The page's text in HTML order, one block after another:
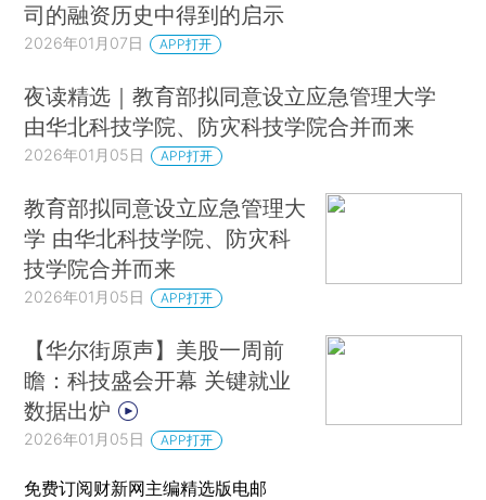
司的融资历史中得到的启示
2026年01月07日 APP打开
夜读精选｜教育部拟同意设立应急管理大学
由华北科技学院、防灾科技学院合并而来
2026年01月05日 APP打开
教育部拟同意设立应急管理大
学 由华北科技学院、防灾科
技学院合并而来
2026年01月05日 APP打开
【华尔街原声】美股一周前
瞻：科技盛会开幕 关键就业
数据出炉
2026年01月05日 APP打开
免费订阅财新网主编精选版电邮